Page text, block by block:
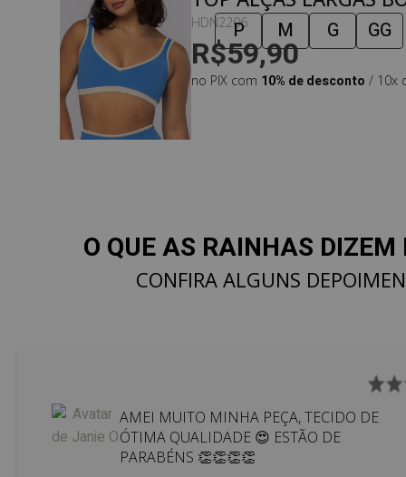
OCEAN
HDN2206
R$59,90
no PIX com 10% de desconto / 10x
P M G GG
O QUE AS RAINHAS DIZEM
CONFIRA ALGUNS
AMEI MUITO MINHA PEÇA, TECIDO DE
ÓTIMA QUALIDADE 😍 ESTÃO DE
PARABÉNS 👏👏👏👏